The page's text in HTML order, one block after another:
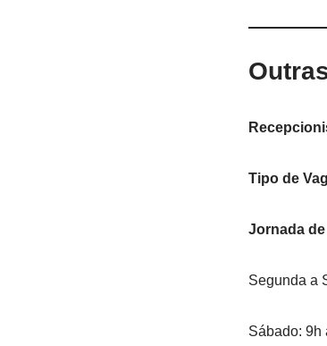
Tipo de
Jornada
Segunda a
Sábado: 9h